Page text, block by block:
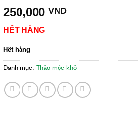
250,000 VND
HẾT HÀNG
Hết hàng
Danh mục: Thảo mộc khô